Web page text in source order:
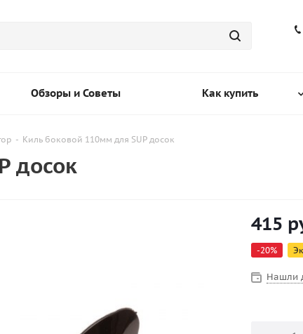
Обзоры и Советы Как купить
- Киль боковой 110мм для SUP досок
досок
415
-20%
Нашли